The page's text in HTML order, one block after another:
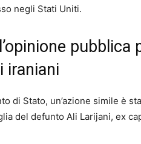
negli Stati Uniti.
iraniani
di Stato, un’azione simile è
del defunto Ali Larijani, ex